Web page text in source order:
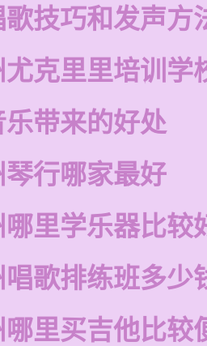
歌技巧和发声方
克里里培训学
乐带来的好处
行哪家最好
里学乐器比较
歌排练班多少
里买吉他比较